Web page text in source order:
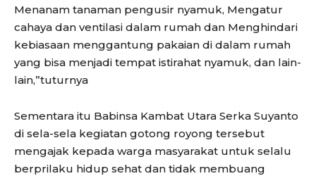
Menanam tanaman pengusir nyamuk, Mengatur
cahaya dan ventilasi dalam rumah dan Menghindari
kebiasaan menggantung pakaian di dalam rumah
yang bisa menjadi tempat istirahat nyamuk, dan lain-
lain,”tuturnya
Sementara itu Babinsa Kambat Utara Serka Suyanto
di sela-sela kegiatan gotong royong tersebut
mengajak kepada warga masyarakat untuk selalu
berprilaku hidup sehat dan tidak membuang